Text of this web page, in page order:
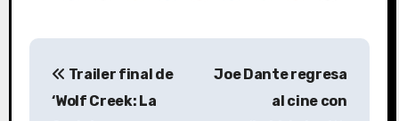
N
Trailer final de
‘Wolf Creek: La
Joe Dante regresa
al cine con